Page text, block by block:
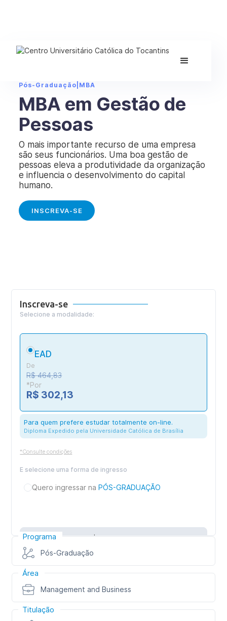
Pós-Graduação MBA
MBA em Gestão de
Pessoas
O mais importante recurso de uma empresa
são seus funcionários. Uma boa gestão de
pessoas eleva a produtividade da organização
e influencia o desenvolvimento do capital
humano.
INSCREVA-SE
Programa
Pós-Graduação
Área
Management and Business
Titulação
Inscreva-se
Selecione a modalidade:
EAD
De
R$ 464,83
*Por
R$ 302,13
Para quem prefere estudar totalmente on-line.
Diploma Expedido pela Universidade Católica de Brasília
*Consulte condições
E selecione uma forma de ingresso
Quero ingressar naPÓS-GRADUAÇÃO
Inscreva-se